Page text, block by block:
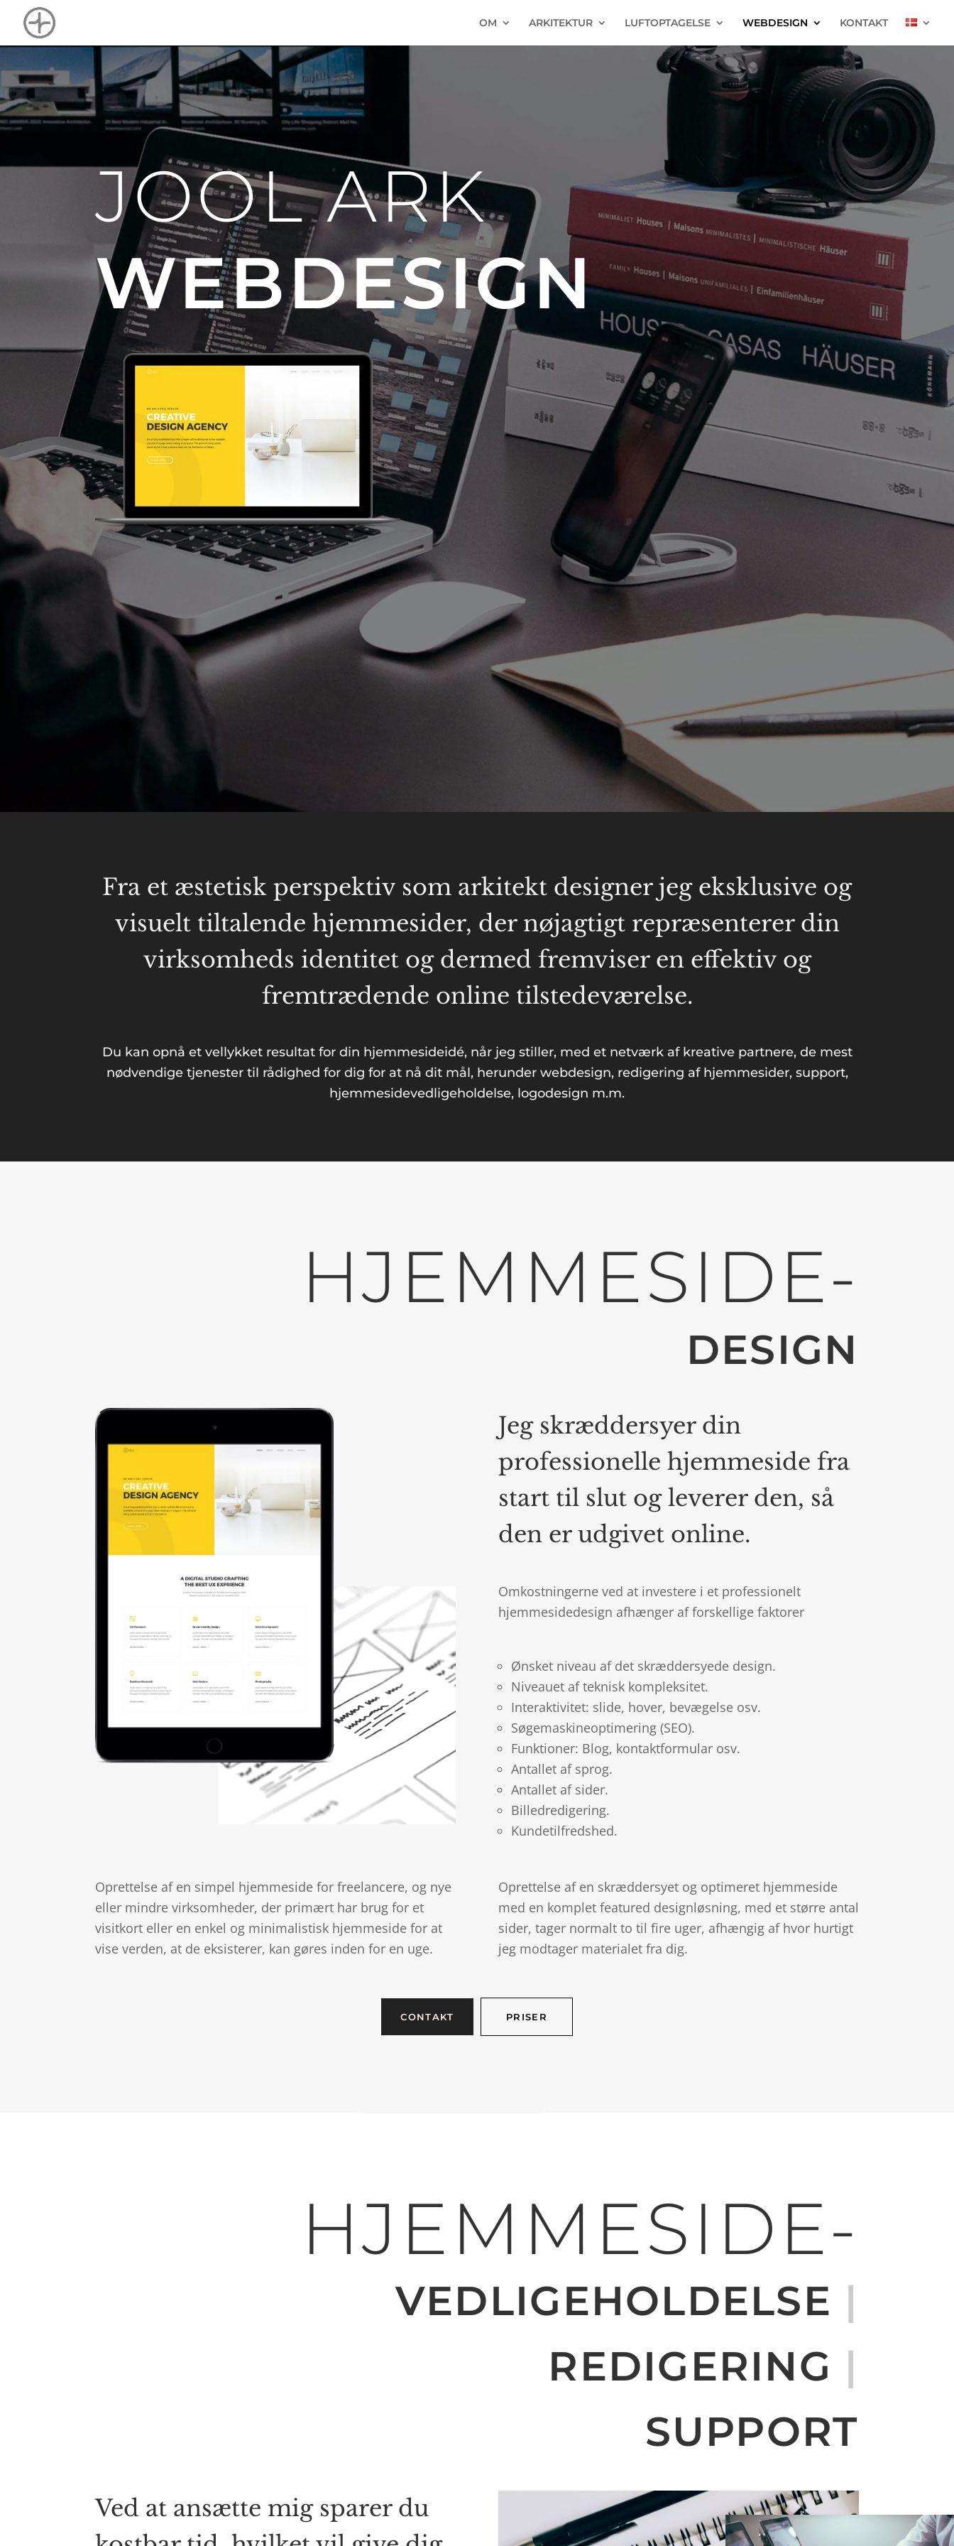
OM ARKITEKTUR LUFTOPTAGELSE WEBDESIGN KONTAKT
JOOL ARK
WEBDESIGN
Fra et æstetisk perspektiv som arkitekt designer jeg eksklusive og
visuelt tiltalende hjemmesider, der nøjagtigt repræsenterer din
virksomheds identitet og dermed fremviser en effektiv og
fremtrædende online tilstedeværelse.
Du kan opnå et vellykket resultat for din hjemmesideidé, når jeg stiller, med et netværk af kreative partnere, de mest
nødvendige tjenester til rådighed for dig for at nå dit mål, herunder webdesign, redigering af hjemmesider, support,
hjemmesidevedligeholdelse, logodesign m.m.
HJEMMESIDE-
DESIGN
Jeg skræddersyer din
professionelle hjemmeside fra
start til slut og leverer den, så
den er udgivet online.
Omkostningerne ved at investere i et professionelt
hjemmesidedesign afhænger af forskellige faktorer
Ønsket niveau af det skræddersyede design.
Niveauet af teknisk kompleksitet.
Interaktivitet: slide, hover, bevægelse osv.
Søgemaskineoptimering (SEO).
Funktioner: Blog, kontaktformular osv.
Antallet af sprog.
Antallet af sider.
Billedredigering.
Kundetilfredshed.
Oprettelse af en simpel hjemmeside for freelancere, og nye
eller mindre virksomheder, der primært har brug for et
visitkort eller en enkel og minimalistisk hjemmeside for at
vise verden, at de eksisterer, kan gøres inden for en uge.
Oprettelse af en skræddersyet og optimeret hjemmeside
med en komplet featured designløsning, med et større antal
sider, tager normalt to til fire uger, afhængig af hvor hurtigt
jeg modtager materialet fra dig.
CONTAKT PRISER
HJEMMESIDE-
VEDLIGEHOLDELSE |
REDIGERING |
SUPPORT
Ved at ansætte mig sparer du